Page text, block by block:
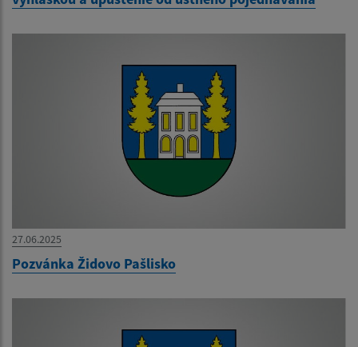
27.06.2025
Pozvánka Židovo Pašlisko